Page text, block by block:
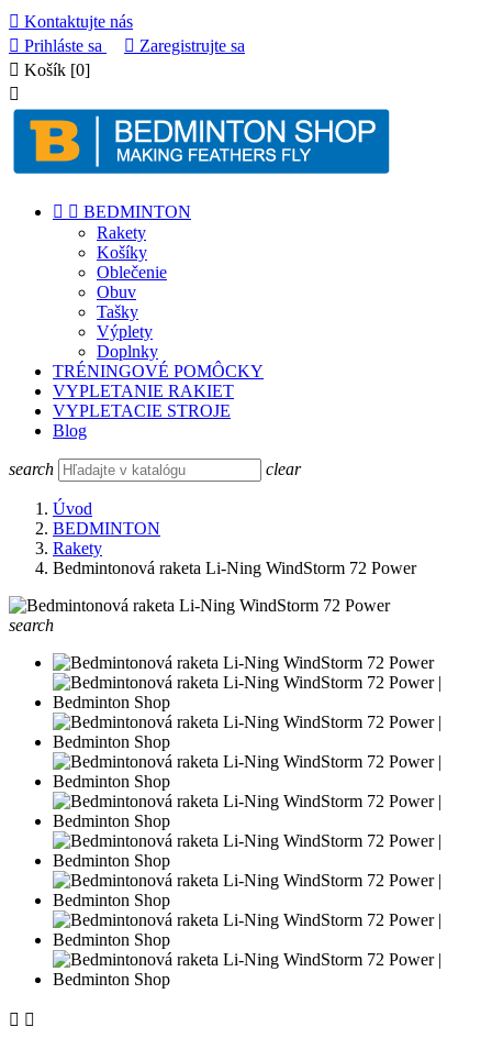
 Kontaktujte nás
 Prihláste sa  Zaregistrujte sa
 Košík [0]

  BEDMINTON
Rakety
Košíky
Oblečenie
Obuv
Tašky
Výplety
Doplnky
TRÉNINGOVÉ POMÔCKY
VYPLETANIE RAKIET
VYPLETACIE STROJE
Blog
search clear
Úvod
BEDMINTON
Rakety
Bedmintonová raketa Li-Ning WindStorm 72 Power
search
 